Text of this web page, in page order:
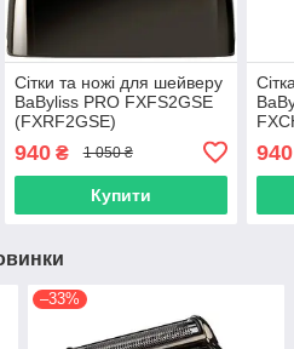
Сітки та ножі для шейверу
BaByliss PRO FXFS2GSE
(FXRF2GSE)
940₴ 1 050 ₴
Купити
940
–33%